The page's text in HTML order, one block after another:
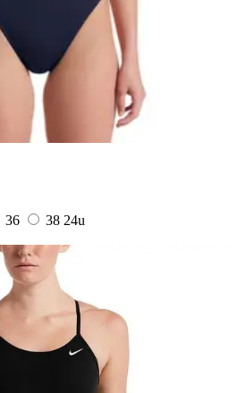
36 38 24u